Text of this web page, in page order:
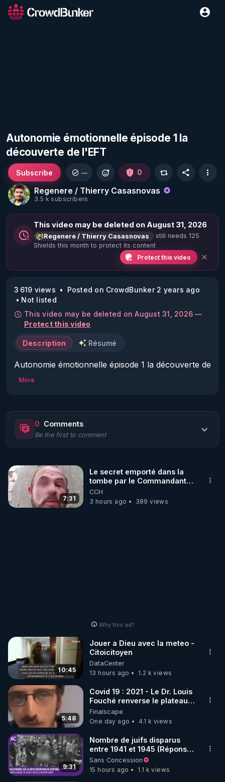
Autonomie émotionnelle épisode 1 la
découverte de l'EFT
Regenere / Thierry Casasnovas
3.5 k subscribers
Subscribe — 0
This video may be deleted on August 31, 2026
Regenere / Thierry Casasnovas
still needs 125
Shields this month to protect its content
Protect this video
3 619 views
Posted on CrowdBunker 2 years ago
Not listed
This video may be deleted on August 31, 2026 —
Protect this video
Description Résumé
Autonomie émotionnelle épisode 1 la découverte de
l'EFT
More
0 Comments
Be the first to comment
7:31
Le secret emporté dans la
tombe par le Commandant
Cousteau le 25 juin 1997
CCH
3 hours ago
389 views
Why this ad?
10:45
Jouer a Dieu avec la meteo -
Citoicitoyen
DataCenter
13 hours ago
1.2 k views
5:48
Covid 19 : 2021 - Le Dr. Louis
Fouché renverse le plateau
de CNews !
Finalscape
One day ago
4.1 k views
9:31
Nombre de juifs disparus
entre 1941 et 1945 (Réponse
à mes accusateurs)
Sans Concession
15 hours ago
1.1 k views